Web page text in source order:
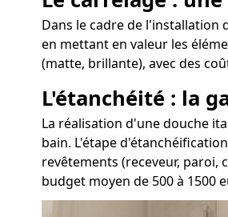
Dans le cadre de l'installation
en mettant en valeur les
(matte, brillante), avec des
L'étanchéité : la
La réalisation d'une douche
bain. L'étape
revêtements (receveur,
budget moyen de 500 à 1500